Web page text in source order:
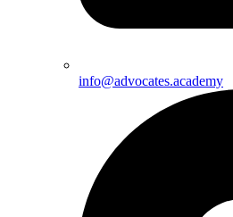
info@advocates.academy